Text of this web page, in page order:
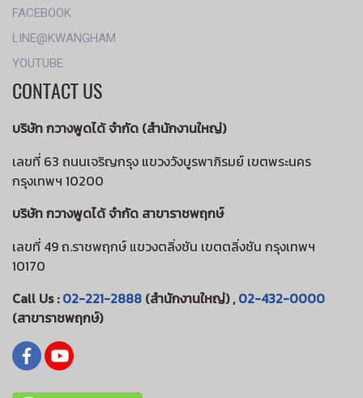
FACEBOOK
LINE@KWANGHAM
YOUTUBE
CONTACT US
บริษัท กวางพูดได้ จำกัด (สำนักงานใหญ่)
เลขที่ 63 ถนนเจริญกรุง แขวงวังบูรพาภิรมย์ เขตพระนคร
กรุงเทพฯ 10200
บริษัท กวางพูดได้ จำกัด สาขาราชพฤกษ์
เลขที่ 49 ถ.ราชพฤกษ์ แขวงตลิ่งชัน เขตตลิ่งชัน กรุงเทพฯ
10170
Call Us :02-221-2888 (สำนักงานใหญ่) ,02-432-0000
(สาขาราชพฤกษ์)